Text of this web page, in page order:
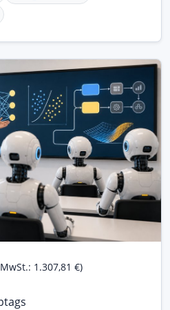
1.307,81 €)